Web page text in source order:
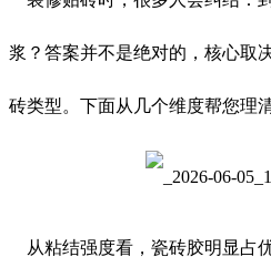
浆？答案并不是绝对的，核心取
砖类型。下面从几个维度帮您理
从粘结强度看，瓷砖胶明显占